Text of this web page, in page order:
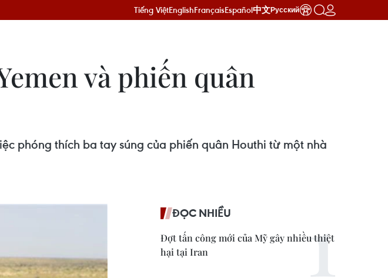
Tiếng ViệtEnglishFrançaisEspañol中文Русский
và phiến quân
phóng thích ba tay súng của phiến quân Houthi từ một nhà
ĐỌC NHIỀU
Đợt tấn công mới của Mỹ gây nhiều thiệt
hại tại Iran